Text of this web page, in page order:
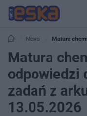
News
Matura
arkusza CKE 13.05.2026
Matura
odpowiedzi
zadań z
13.05.2026